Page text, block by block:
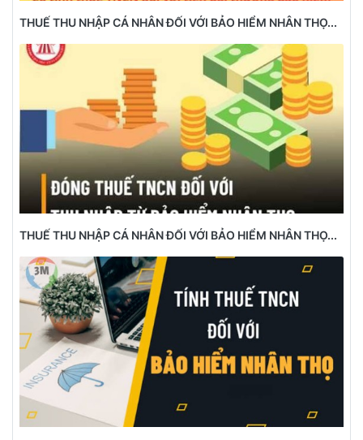
THUẾ THU NHẬP CÁ NHÂN ĐỐI VỚI BẢO HIỂM NHÂN THỌ...
THUẾ THU NHẬP CÁ NHÂN ĐỐI VỚI BẢO HIỂM NHÂN THỌ...